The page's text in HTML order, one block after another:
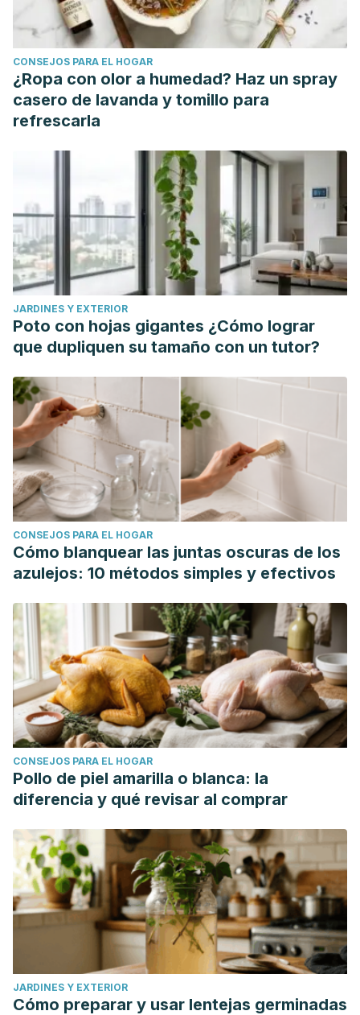
https://www.hsph.harvard.edu/news/hsph-in-the-
news/eating-white-rice-regularly-may-raise-type-2-
diabetes-risk/
Graf, B. L., Rojas-Silva, P., Rojo, L. E., Delatorre-Herrera, J.,
Baldeón, M. E., & Raskin, I. (2015). Innovations in Health
Willd.).Comprehensive reviews in
food science and food safety,
https://www.ncbi.nlm.nih.gov/pmc/articles/PMC4957693/
Quinoa. (2017, marzo 21). The Nutrition Source.
https://www.hsph.harvard.edu/nutritionsource/food-
features/quinoa/
U.S Department of Agriculture. (n.d.). Study Investigates
Health Benefits of Barley. https://www.ars.usda.gov/news-
events/news/research-news/2003/study-investigates-
Vegetable of the month: Cauliflower.
(2018, octubre 1).
Harvard Health. https://www.health.harvard.edu/heart-
health/vegetable-of-the-month-cauliflower
WebMD. (n.d.).
Health benefits of couscous. WebMD.
https://www.webmd.com/food-recipes/benefits-couscous
CONSEJOS PARA EL HOGAR
¿Ropa con olor a humedad? Haz un spray
casero de lavanda y tomillo para
refrescarla
JARDINES Y EXTERIOR
Poto con hojas gigantes ¿Cómo lograr
que dupliquen su tamaño con un tutor?
CONSEJOS PARA EL HOGAR
Cómo blanquear las juntas oscuras de los
azulejos: 10 métodos simples y efectivos
CONSEJOS PARA EL HOGAR
Pollo de piel amarilla o blanca: la
diferencia y qué revisar al comprar
JARDINES Y EXTERIOR
Cómo preparar y usar lentejas germinadas